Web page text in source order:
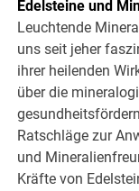
Edelsteine und
Leuchtende
uns seit jeher
ihrer heilenden
über die
Ratschläge zur
und
Kräfte von